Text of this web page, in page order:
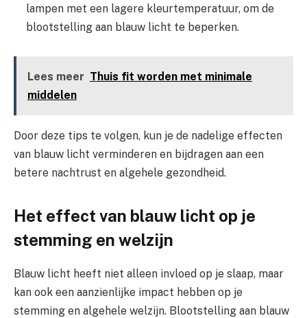
lampen met een lagere kleurtemperatuur, om de
blootstelling aan blauw licht te beperken.
Lees meer Thuis fit worden met minimale
middelen
Door deze tips te volgen, kun je de nadelige effecten
van blauw licht verminderen en bijdragen aan een
betere nachtrust en algehele gezondheid.
Het effect van blauw licht op je
stemming en welzijn
Blauw licht heeft niet alleen invloed op je slaap, maar
kan ook een aanzienlijke impact hebben op je
stemming en algehele welzijn. Blootstelling aan blauw